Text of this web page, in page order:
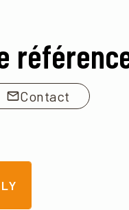
Contact